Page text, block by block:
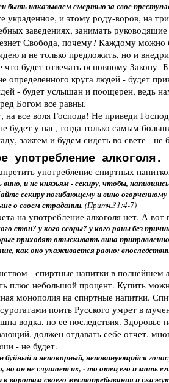
быть наказываем смертью за свое
украденное, и этому роду-воров, на
заведениях, занимать
Свобода, почему? Каждому можно
и не только предложить, но и
что будет отвечать основному Закону-
определенного круга людей - будет
- будет услышан и поощерен, ведь
Богом все равны.
на все воля Господа! Не приведи
будет у нас, тогда только самым
зажгем и будем сидеть во свете - не
употребление алкоголя.
употребление спиртных
и не князьям - секиру, чтобы,
секиру погибающему и вино
о своем страдании. (Притч.31:4-7)
на употребление алкоголя нет. А
стон? у кого ссоры? у кого раны без
приходят отыскивать вина
как оно ухаживается равно:
- спиртные напитки в полнейшем
плюс небольшой процент. Купить
монополия на спиртные напитки.
поить Русского умрет в
водка, но ее последствия. Здоровье
должен отдавать себе отчет,
- не будет.
буйный и непокорный, неповинующийся
но он не слушает их, - то отец его и мать
к воротам своего местопребывания и